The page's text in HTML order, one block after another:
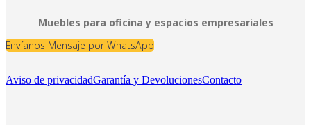
Muebles para oficina y espacios empresariales
Envíanos Mensaje por WhatsApp
Aviso de privacidadGarantía y DevolucionesContacto